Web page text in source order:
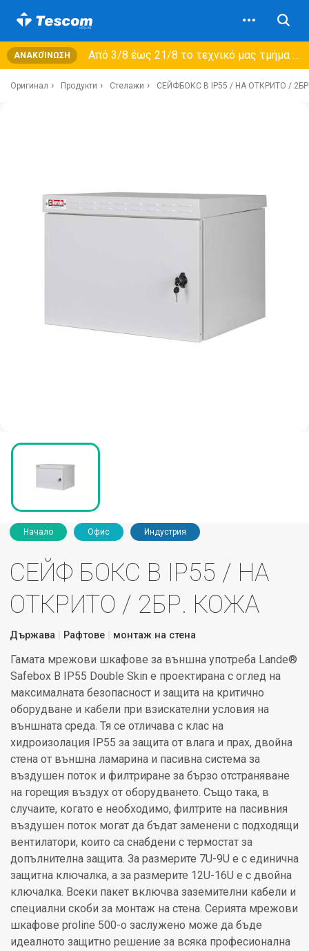
ΑΝΑΚΟΊΝΩΣΗ Από 3/8 έως 21/8 τo τεχνικό μας τμήμα θα εξυπηρετεί μόνο συμβόλαια συντήρησης και όχι νέες παραλαβές →
Оригинал Продукти Стелажи СЕЙФБОКС B IP55 / НА ОТКРИТО /
Начало Офис Индустрия
СЕЙФ БОКС B IP55 / НА
ОТКРИТО / 2БР. КОЖА
Държава Рафтове монтаж на стена
Гамата мрежови шкафове за външна употреба Lande®
Safebox B IP55 Double Skin е проектирана с оглед на
максималната безопасност и защита на критично
оборудване и кабели при взискателни условия на
външната среда. Тя се отличава с клас на
хидроизолация IP55 за защита от влага и прах, двойна
стена от външна ламарина и пасивна система за
въздушен поток и филтриране за бързо отстраняване
на горещия въздух от оборудването. Също така, в
случаите, когато е необходимо, филтрите на пасивния
въздушен поток могат да бъдат заменени с подходящи
вентилатори, които са снабдени с термостат за
допълнителна защита. За размерите 7U-9U е с единична
защитна ключалка, а за размерите 12U-16U е с двойна
ключалка. Всеки пакет включва заземителни кабели и
специални скоби за монтаж на стена. Серията мрежови
шкафове proline 500-o заслужено може да бъде
идеалното защитно решение за всяка професионална